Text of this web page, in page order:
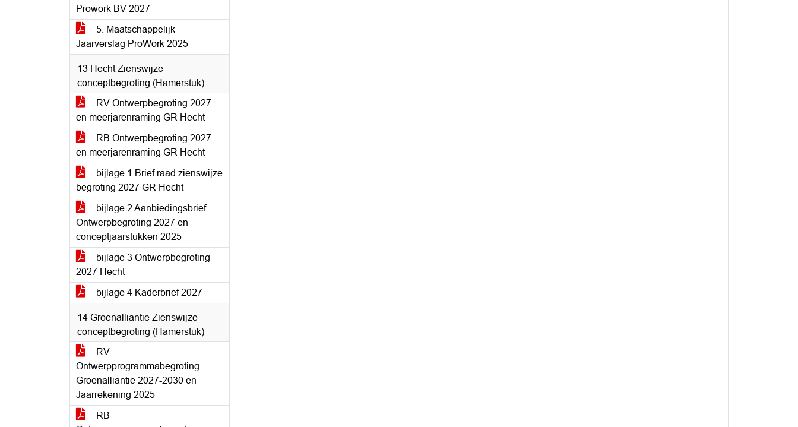
Prowork BV 2027
5. Maatschappelijk
Jaarverslag ProWork 2025
13 Hecht Zienswijze
conceptbegroting (Hamerstuk)
RV Ontwerpbegroting 2027
en meerjarenraming GR Hecht
RB Ontwerpbegroting 2027
en meerjarenraming GR Hecht
bijlage 1 Brief raad zienswijze
begroting 2027 GR Hecht
bijlage 2 Aanbiedingsbrief
Ontwerpbegroting 2027 en
conceptjaarstukken 2025
bijlage 3 Ontwerpbegroting
2027 Hecht
bijlage 4 Kaderbrief 2027
14 Groenalliantie Zienswijze
conceptbegroting (Hamerstuk)
RV
Ontwerpprogrammabegroting
Groenalliantie 2027-2030 en
Jaarrekening 2025
RB